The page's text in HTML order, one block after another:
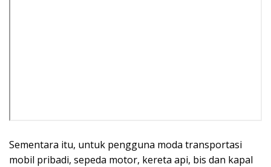
Sementara itu, untuk pengguna moda transportasi
mobil pribadi, sepeda motor, kereta api, bis dan kapal